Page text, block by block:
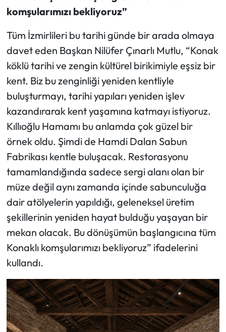
komşularımızı bekliyoruz”
Tüm İzmirlileri bu tarihi günde bir arada olmaya
davet eden Başkan Nilüfer Çınarlı Mutlu, “Konak
köklü tarihi ve zengin kültürel birikimiyle eşsiz bir
kent. Biz bu zenginliği yeniden kentliyle
buluşturmayı, tarihi yapıları yeniden işlev
kazandırarak kent yaşamına katmayı istiyoruz.
Kıllıoğlu Hamamı bu anlamda çok güzel bir
örnek oldu. Şimdi de Hamdi Dalan Sabun
Fabrikası kentle buluşacak. Restorasyonu
tamamlandığında sadece sergi alanı olan bir
müze değil aynı zamanda içinde sabunculuğa
dair atölyelerin yapıldığı, geleneksel üretim
şekillerinin yeniden hayat bulduğu yaşayan bir
mekan olacak. Bu dönüşümün başlangıcına tüm
Konaklı komşularımızı bekliyoruz” ifadelerini
kullandı.